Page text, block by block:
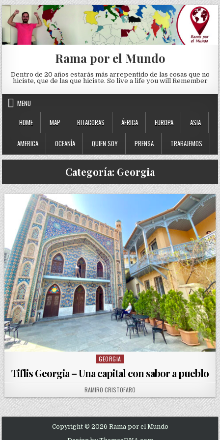
Skip to content
Rama por el Mundo
Dentro de 20 años estarás más arrepentido de las cosas que no
hiciste, que de las que hiciste. So live a life you will Remember
MENU
HOME
MAP BITACORAS ÁFRICA EUROPA ASIA
AMERICA OCEANÍA QUIEN SOY PRENSA TRABAJEMOS
Categoría: Georgia
Posted in
GEORGIA
Tiflis Georgia – Una capital con sabor a pueblo
AUTHOR:
RAMIRO CRISTOFARO
Copyright © 2026 Rama por el Mundo